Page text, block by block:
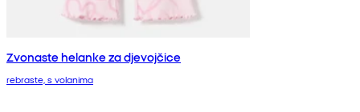
Zvonaste helanke za djevojčice
rebraste, s volanima